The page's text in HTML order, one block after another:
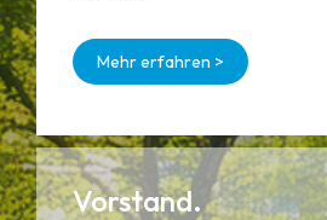
Mehr erfahren >
Vorstand.